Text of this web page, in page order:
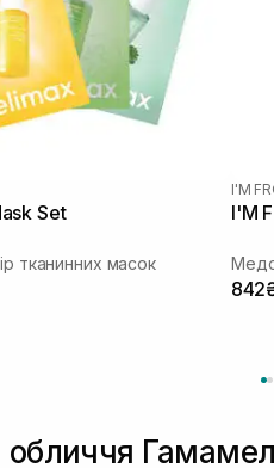
Set
тканинних масок
I'M
I'M